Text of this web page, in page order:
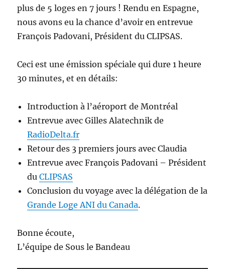
plus de 5 loges en 7 jours ! Rendu en Espagne,
nous avons eu la chance d’avoir en entrevue
François Padovani, Président du CLIPSAS.
Ceci est une émission spéciale qui dure 1 heure
30 minutes, et en détails:
Introduction à l’aéroport de Montréal
Entrevue avec Gilles Alatechnik de
RadioDelta.fr
Retour des 3 premiers jours avec Claudia
Entrevue avec François Padovani – Président
duCLIPSAS
Conclusion du voyage avec la délégation de la
Grande Loge ANI du Canada.
Bonne écoute,
L’équipe de Sous le Bandeau